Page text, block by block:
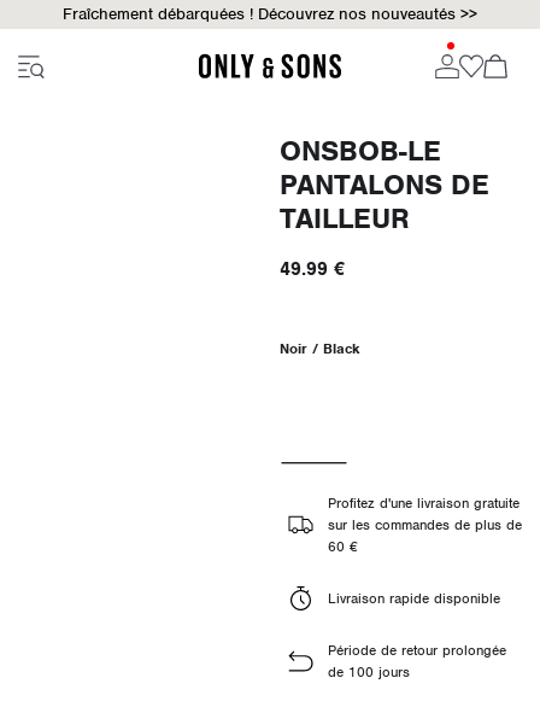
Fraîchement débarquées ! Découvrez nos nouveautés >>
ONSBOB-LE
PANTALONS DE
TAILLEUR
49.99 €
Noir / Black
Profitez d'une livraison gratuite
sur les commandes de plus de
60 €
Livraison rapide disponible
Période de retour prolongée
de 100 jours